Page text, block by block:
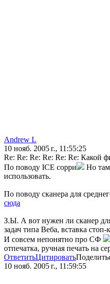
Andrew L
10 нояб. 2005 г., 11:55:25
Re: Re: Re: Re: Re: Re: Какой
По поводу ICE сорри
Но
использовать.
По поводу сканера для
сюда
З.Ы. А вот нужен ли сканер
задач типа Веба, вставка
И совсем непонятно про СФ
отпечатка, ручная печать на
ОтветитьЦитировать
10 нояб. 2005 г., 11:59:55